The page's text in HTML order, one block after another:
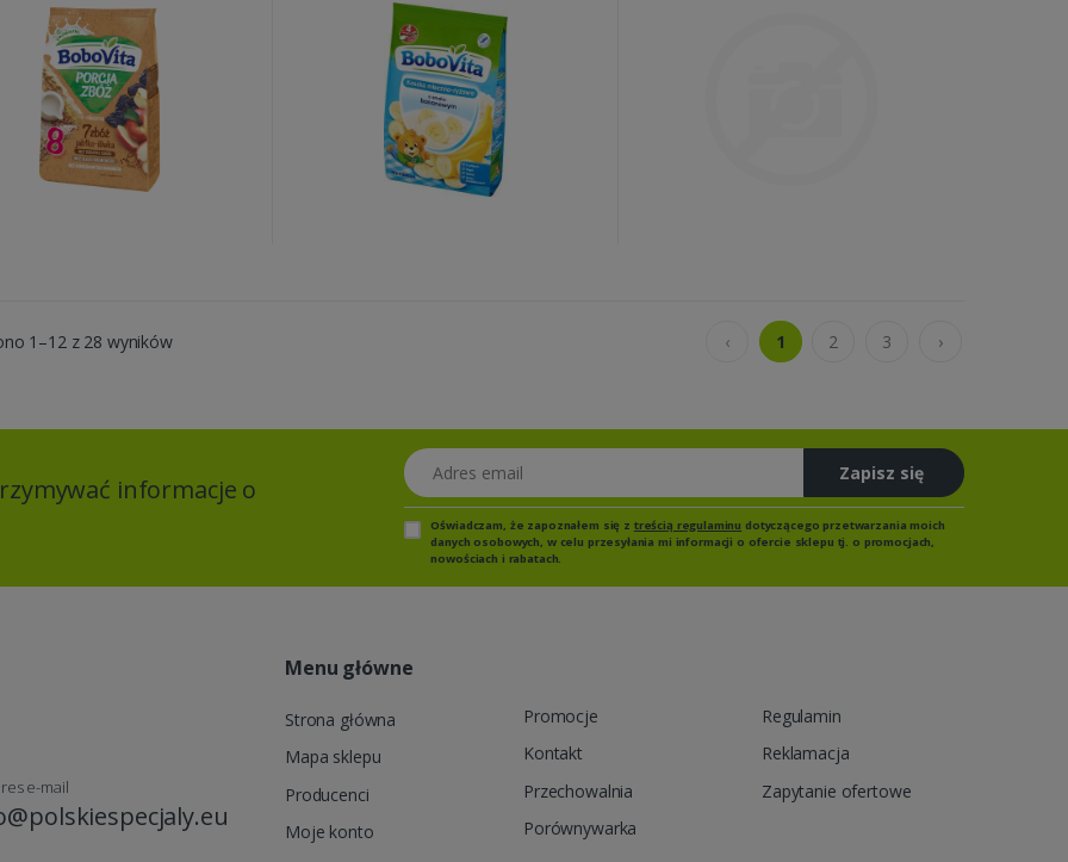
1–12 z 28 wyników ‹ 1 2 3 ›
informacje o
Adres email
Zapisz się
Oświadczam, że zapoznałem się z treścią regulaminu dotyczącego przetwarzania moich
danych osobowych, w celu przesyłania mi informacji o ofercie sklepu tj. o promocjach,
nowościach i rabatach.
e-mail
Menu główne
Strona główna
Mapa sklepu
Producenci
Moje konto
Promocje
Kontakt
Przechowalnia
Porównywarka
Regulamin
Reklamacja
Zapytanie ofertowe